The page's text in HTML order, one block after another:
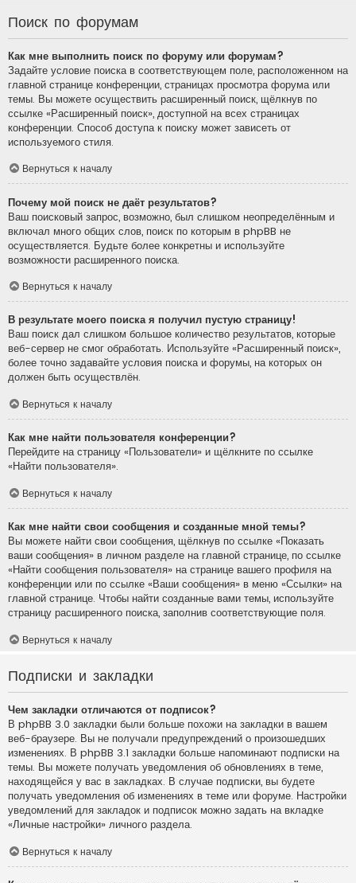
Поиск по форумам
Как мне выполнить поиск по форуму или форумам?
Задайте условие поиска в соответствующем поле, расположенном на
главной странице конференции, страницах просмотра форума или
темы. Вы можете осуществить расширенный поиск, щёлкнув по
ссылке «Расширенный поиск», доступной на всех страницах
конференции. Способ доступа к поиску может зависеть от
используемого стиля.
Вернуться к началу
Почему мой поиск не даёт результатов?
Ваш поисковый запрос, возможно, был слишком неопределённым и
включал много общих слов, поиск по которым в phpBB не
осуществляется. Будьте более конкретны и используйте
возможности расширенного поиска.
Вернуться к началу
В результате моего поиска я получил пустую страницу!
Ваш поиск дал слишком большое количество результатов, которые
веб-сервер не смог обработать. Используйте «Расширенный поиск»,
более точно задавайте условия поиска и форумы, на которых он
должен быть осуществлён.
Вернуться к началу
Как мне найти пользователя конференции?
Перейдите на страницу «Пользователи» и щёлкните по ссылке
«Найти пользователя».
Вернуться к началу
Как мне найти свои сообщения и созданные мной темы?
Вы можете найти свои сообщения, щёлкнув по ссылке «Показать
ваши сообщения» в личном разделе на главной странице, по ссылке
«Найти сообщения пользователя» на странице вашего профиля на
конференции или по ссылке «Ваши сообщения» в меню «Ссылки» на
главной странице. Чтобы найти созданные вами темы, используйте
страницу расширенного поиска, заполнив соответствующие поля.
Вернуться к началу
Подписки и закладки
Чем закладки отличаются от подписок?
В phpBB 3.0 закладки были больше похожи на закладки в вашем
веб-браузере. Вы не получали предупреждений о произошедших
изменениях. В phpBB 3.1 закладки больше напоминают подписки на
темы. Вы можете получать уведомления об обновлениях в теме,
находящейся у вас в закладках. В случае подписки, вы будете
получать уведомления об изменениях в теме или форуме. Настройки
уведомлений для закладок и подписок можно задать на вкладке
«Личные настройки» личного раздела.
Вернуться к началу